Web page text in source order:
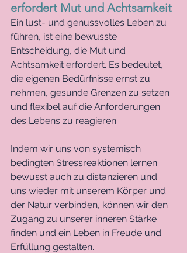
erfordert Mut und Achtsamkeit
Ein lust- und genussvolles Leben zu
führen, ist eine bewusste
Entscheidung, die Mut und
Achtsamkeit erfordert. Es bedeutet,
die eigenen Bedürfnisse ernst zu
nehmen, gesunde Grenzen zu setzen
und flexibel auf die Anforderungen
des Lebens zu reagieren.
Indem wir uns von systemisch
bedingten Stressreaktionen lernen
bewusst auch zu distanzieren und
uns wieder mit unserem Körper und
der Natur verbinden, können wir den
Zugang zu unserer inneren Stärke
finden und ein Leben in Freude und
Erfüllung gestalten.